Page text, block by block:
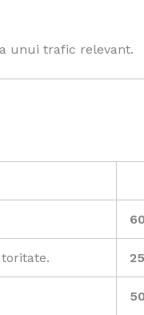
unui trafic relevant.